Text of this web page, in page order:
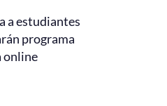
a estudiantes
programa
online